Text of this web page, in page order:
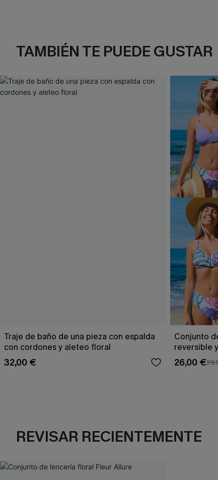
TAMBIÉN TE PUEDE GUSTAR
Traje de baño de una pieza con espalda
con cordones y aleteo floral
32,00 €
Conjunto
reversible
Escaping
26,00 €
REVISAR RECIENTEMENTE